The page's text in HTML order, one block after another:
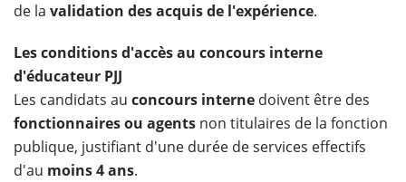
de la validation des acquis de l'expérience.
Les conditions d'accès au concours interne
d'éducateur PJJ
Les candidats au concours interne doivent être des
fonctionnaires ou agents non titulaires de la fonction
publique, justifiant d'une durée de services effectifs
d'au moins 4 ans.